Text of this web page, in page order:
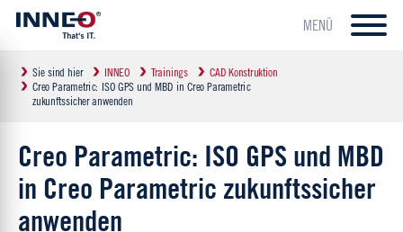
MENÜ
Sie sind hier INNEO Trainings
CAD Konstruktion
Creo Parametric: ISO GPS und MBD in Creo Parametric
zukunftssicher anwenden
Creo Parametric: ISO GPS und MBD
in Creo Parametric zukunftssicher
anwenden